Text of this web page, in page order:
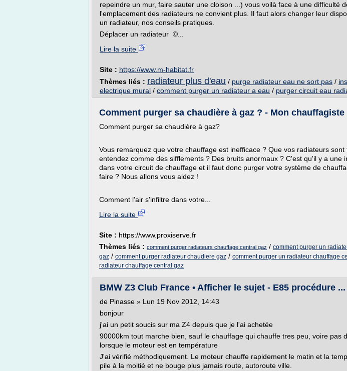
repeindre un mur, faire sauter une cloison ...) vous voilà face à une difficulté
l'emplacement des radiateurs ne convient plus. Il faut alors changer leur
un radiateur, nos conseils pratiques.
Déplacer un radiateur ©...
Lire la suite
Site : https://www.m-habitat.fr
Thèmes liés : radiateur plus d'eau / purge radiateur eau ne sort pas /
electrique mural / comment purger un radiateur a eau / purger circuit eau
Comment purger sa chaudière à gaz ? - Mon
Comment purger sa chaudière à gaz?
Vous remarquez que votre chauffage est inefficace ? Que vos radiateurs sont
entendez comme des sifflements ? Des bruits anormaux ? C'est qu'il y a une
dans votre circuit de chauffage et il faut donc purger votre système de
faire ? Nous allons vous aidez !
Comment l'air s'infiltre dans votre...
Lire la suite
Site : https://www.proxiserve.fr
Thèmes liés : comment purger radiateurs chauffage central gaz / comment purger un
gaz / comment purger radiateur chaudiere gaz / comment purger un radiateur chauffage
radiateur chauffage central gaz
BMW Z3 Club France • Afficher le sujet - E85 procédure ...
de Pinasse » Lun 19 Nov 2012, 14:43
bonjour
j'ai un petit soucis sur ma Z4 depuis que je l'ai achetée
90000km tout marche bien, sauf le chauffage qui chauffe tres peu, voire pas
lorsque le moteur est en température
J'ai vérifié méthodiquement. Le moteur chauffe rapidement le matin et la
pile à la moitié et ne bouge plus jamais route, autoroute ville.